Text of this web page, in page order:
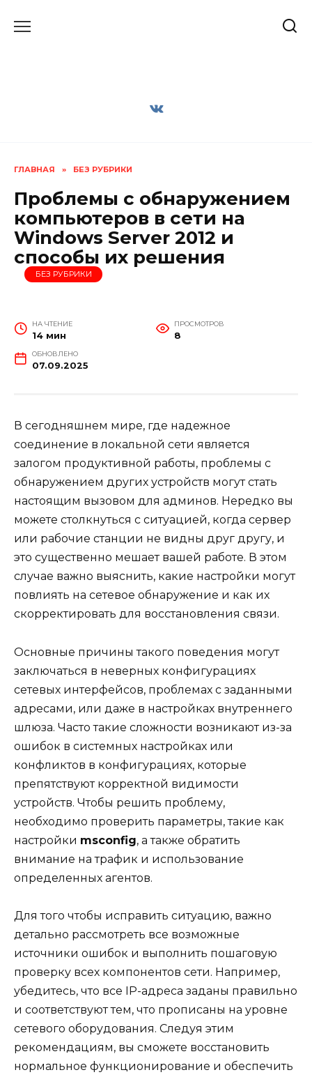
ГЛАВНАЯ » БЕЗ РУБРИКИ
Проблемы с обнаружением
компьютеров в сети на
Windows Server 2012 и
способы их решения
БЕЗ РУБРИКИ
НА ЧТЕНИЕ
14 мин
ПРОСМОТРОВ
8
ОБНОВЛЕНО
07.09.2025
В сегодняшнем мире, где надежное
соединение в локальной сети является
залогом продуктивной работы, проблемы с
обнаружением других устройств могут стать
настоящим вызовом для админов. Нередко вы
можете столкнуться с ситуацией, когда сервер
или рабочие станции не видны друг другу, и
это существенно мешает вашей работе. В этом
случае важно выяснить, какие настройки могут
повлиять на сетевое обнаружение и как их
скорректировать для восстановления связи.
Основные причины такого поведения могут
заключаться в неверных конфигурациях
сетевых интерфейсов, проблемах с заданными
адресами, или даже в настройках внутреннего
шлюза. Часто такие сложности возникают из-за
ошибок в системных настройках или
конфликтов в конфигурациях, которые
препятствуют корректной видимости
устройств. Чтобы решить проблему,
необходимо проверить параметры, такие как
настройки msconfig, а также обратить
внимание на трафик и использование
определенных агентов.
Для того чтобы исправить ситуацию, важно
детально рассмотреть все возможные
источники ошибок и выполнить пошаговую
проверку всех компонентов сети. Например,
убедитесь, что все IP-адреса заданы правильно
и соответствуют тем, что прописаны на уровне
сетевого оборудования. Следуя этим
рекомендациям, вы сможете восстановить
нормальное функционирование и обеспечить